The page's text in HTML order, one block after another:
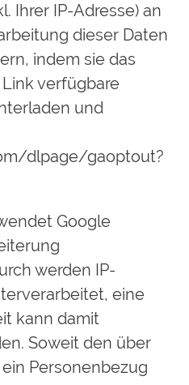
Ihrer IP-Adresse) an
dieser Daten
indem sie das
verfügbare
und
dlpage/gaoptout?
Google
werden IP-
eine
kann damit
Soweit den über
Personenbezug